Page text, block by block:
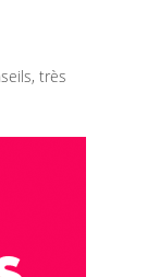
très